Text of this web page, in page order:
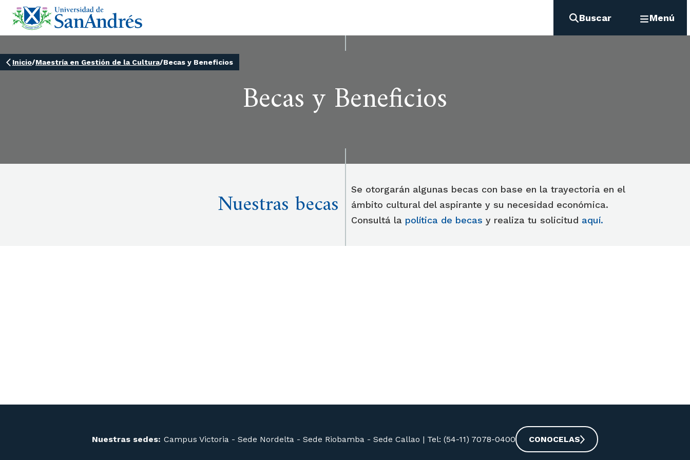
Buscar Menú
Inicio/Maestría en Gestión de la Cultura/Becas y Beneficios
Becas y Beneficios
Nuestras becas
Se otorgarán algunas becas con base en la trayectoria en el
ámbito cultural del aspirante y su necesidad económica.
Consultá la política de becas y realiza tu solicitud aquí.
Nuestras sedes: Campus Victoria - Sede Nordelta - Sede Riobamba - Sede Callao | Tel: (54-11) 7078-0400 CONOCELAS